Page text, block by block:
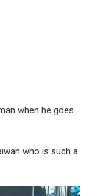
when he goes
who is such a